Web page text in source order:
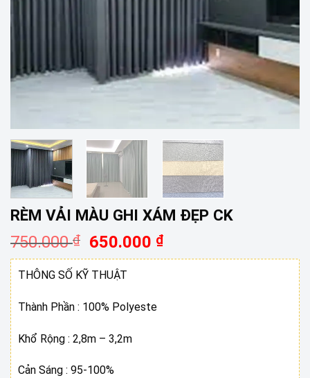
RÈM VẢI MÀU GHI XÁM ĐẸP CK
750.000₫
Giá
gốc
là:
650.000 ₫Giá
hiện
THÔNG SỐ KỸ THUẬT
Thành Phần : 100% Polyeste
Khổ Rộng : 2,8m – 3,2m
Cản Sáng : 95-100%